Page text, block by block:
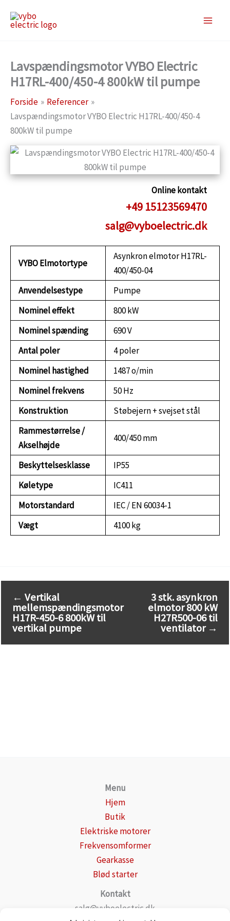
Lavspændingsmotor VYBO Electric
H17RL-400/450-4 800kW til pumpe
Forside
Referencer
Lavspændingsmotor VYBO Electric H17RL-400/450-4
800kW til pumpe
Online kontakt
+49 15123569470
salg@vyboelectric.dk
VYBO Elmotortype
Asynkron elmotor H17RL-
400/450-04
Anvendelsestype
Pumpe
Nominel effekt
800 kW
Nominel spænding
690 V
Antal poler
4 poler
Nominel hastighed
1487 o/min
Nominel frekvens
50 Hz
Konstruktion
Støbejern + svejset stål
Rammestørrelse /
Akselhøjde
400/450 mm
Beskyttelsesklasse
IP55
Køletype
IC411
Motorstandard
IEC / EN 60034-1
Vægt
4100 kg
← Vertikal
mellemspændingsmotor
H17R-450-6 800kW til
vertikal pumpe
3 stk. asynkron
elmotor 800 kW
H27R500-06 til
ventilator →
Menu
Hjem
Butik
Elektriske motorer
Frekvensomformer
Gearkasse
Blød starter
Kontakt
salg@vyboelectric.dk